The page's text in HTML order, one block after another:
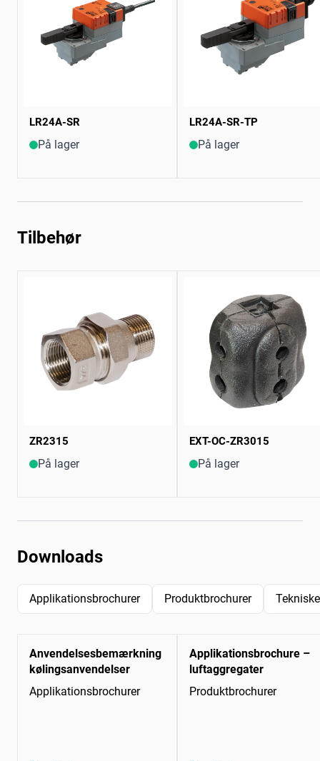
LR24A-SR
På lager
LR24A-SR-TP
På lager
Tilbehør
ZR2315
På lager
EXT-OC-ZR3015
På lager
Downloads
Applikationsbrochurer Produktbrochurer
Anvendelsesbemærkning
kølingsanvendelser
Applikationsbrochurer
Applikationsbrochure –
luftaggregater
Produktbrochurer